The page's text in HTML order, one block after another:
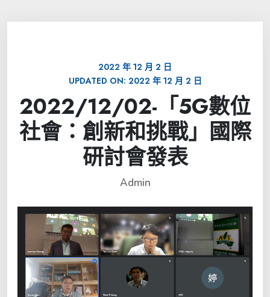
2022 年 12 月 2 日
UPDATED ON: 2022 年 12 月 2 日
2022/12/02-「5G數位
社會：創新和挑戰」國際
研討會發表
Admin